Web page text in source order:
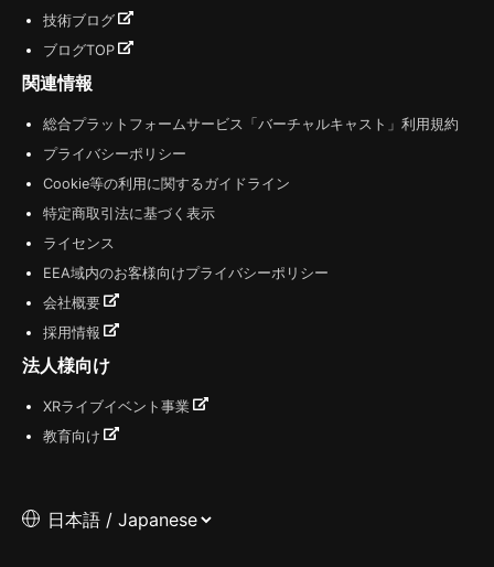
技術ブログ
ブログTOP
関連情報
総合プラットフォームサービス「バーチャルキャスト」利用規約
プライバシーポリシー
Cookie等の利用に関するガイドライン
特定商取引法に基づく表示
ライセンス
EEA域内のお客様向けプライバシーポリシー
会社概要
採用情報
法人様向け
XRライブイベント事業
教育向け